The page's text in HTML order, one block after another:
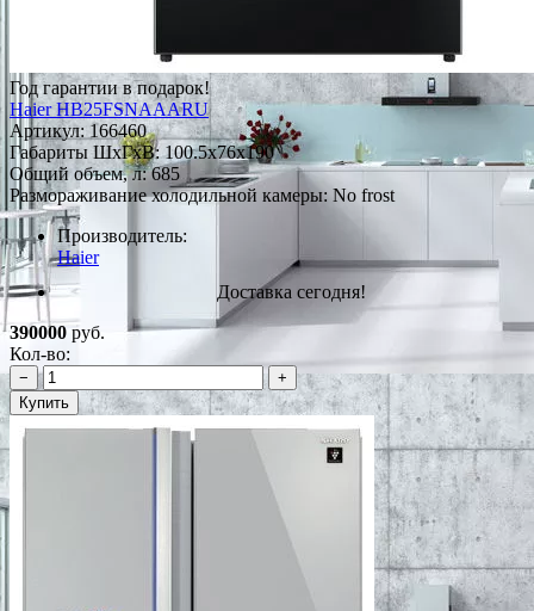
Год гарантии в подарок!
Haier HB25FSNAAARU
Артикул: 166460
Габариты ШxГxВ: 100.5x76x190
Общий объем, л: 685
Размораживание холодильной камеры: No frost
Производитель:
Haier
Доставка сегодня!
390000 руб.
Кол-во:
−
+
Купить